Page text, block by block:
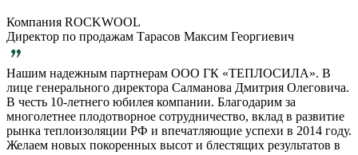
Компания ROCKWOOL
Директор по продажам Тарасов Максим Георгиевич
Нашим надежным партнерам ООО ГК «ТЕПЛОСИЛА». В
лице генерального директора Салманова Дмитрия Олеговича.
В честь 10-летнего юбилея компании. Благодарим за
многолетнее плодотворное сотрудничество, вклад в развитие
рынка теплоизоляции РФ и впечатляющие успехи в 2014 году.
Желаем новых покоренных высот и блестящих результатов в